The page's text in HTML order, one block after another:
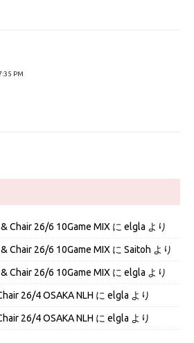
PM
Chair 26/6 10Game MIX に elgla より
Chair 26/6 10Game MIX に Saitoh より
Chair 26/6 10Game MIX に elgla より
26/4 OSAKA NLH に elgla より
26/4 OSAKA NLH に elgla より